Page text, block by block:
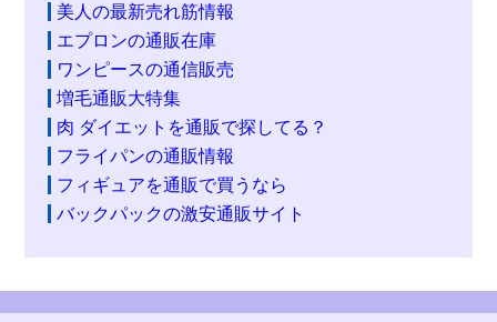
美人の最新売れ筋情報
エプロンの通販在庫
ワンピースの通信販売
増毛通販大特集
肉 ダイエットを通販で探してる？
フライパンの通販情報
フィギュアを通販で買うなら
バックパックの激安通販サイト